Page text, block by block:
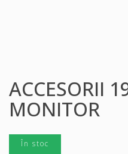
ACCESORII
MONITOR
În stoc